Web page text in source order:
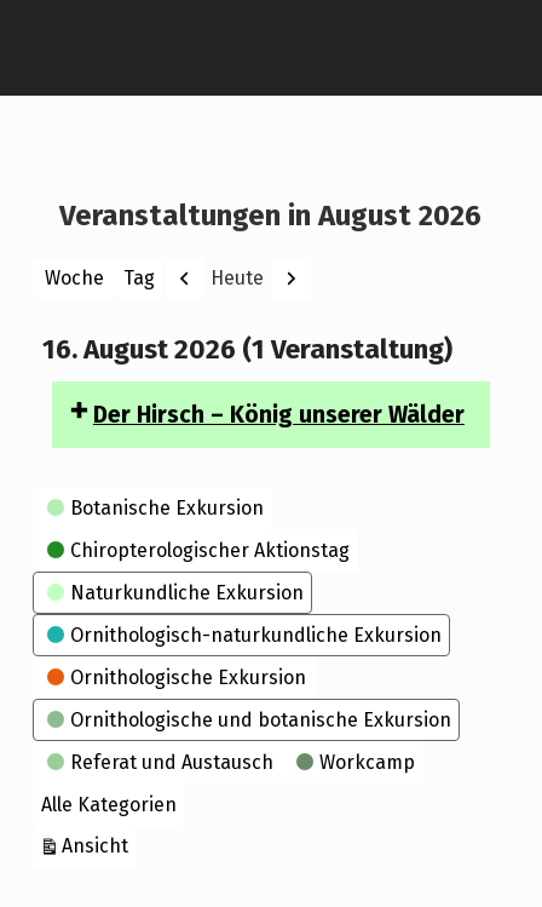
Veranstaltungen in August 2026
Woche Tag
Monat
Jahr
Zurück
Heute Weiter
16. August 2026 (1 Veranstaltung)
Der Hirsch – König unserer Wälder
Kategorien
Botanische Exkursion
Chiropterologischer Aktionstag
Naturkundliche Exkursion
Ornithologisch-naturkundliche Exkursion
Ornithologische Exkursion
Ornithologische und botanische Exkursion
Referat und Austausch
Workcamp
Alle Kategorien
Ansichtausdrucken